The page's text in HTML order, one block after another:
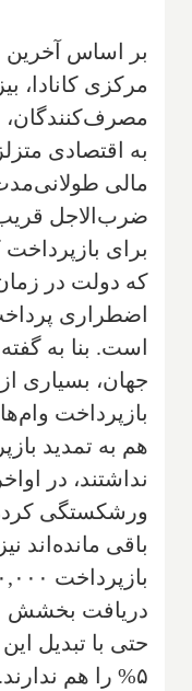
بر اساس
مرکزی کانادا،
مصرف‌کنندگان،
به اقتصادی
مالی
برای بازپرداخت
که دولت در
اضطراری
است. بنا به
جهان، بسیاری
بازپرداخت
هم به تمدید
نداشتند، در
ورشکستگی
باقی مانده‌اند
۵% را هم ندارند.